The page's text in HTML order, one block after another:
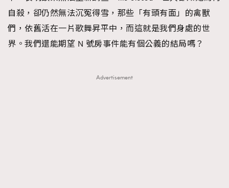
自殺，卻仍然無法沉冤得雪，那些「有頭有面」的禽獸
們，依舊活在一片歌舞昇平中，而這就是我們身處的世
界。我們還能期望 N 號房事件能有個公義的結局嗎？
Advertisement